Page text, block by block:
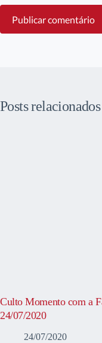
Publicar comentário
Posts relacionados
Culto Momento com a
24/07/2020
24/07/2020